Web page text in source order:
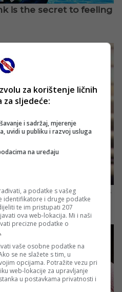
za korištenje ličnih
za sljedeće:
i sadržaj, mjerenje
uvidi u publiku i razvoj usluga
na uređaju
a podatke s vašeg
identifikatore i druge podatke
te im pristupati 207
ova web-lokacija. Mi i naši
precizne podatke o
vaše osobne podatke na
se ne slažete s tim, u
opcijama. Potražite vezu pri
web-lokacije za upravljanje
u postavkama privatnosti i